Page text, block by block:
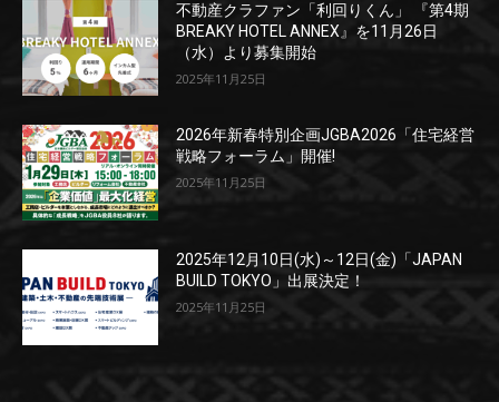
不動産クラファン「利回りくん」 『第4期
BREAKY HOTEL ANNEX』を11月26日
（水）より募集開始
2025年11月25日
2026年新春特別企画JGBA2026「住宅経営
戦略フォーラム」開催!
2025年11月25日
2025年12月10日(水)～12日(金)「JAPAN
BUILD TOKYO」出展決定！
2025年11月25日